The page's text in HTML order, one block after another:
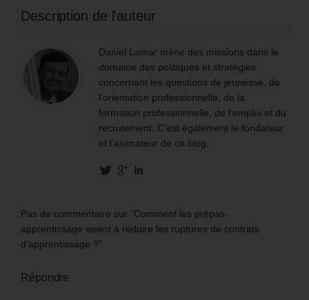
Description de l'auteur
Daniel Lamar mène des missions dans le
domaine des politiques et stratégies
concernant les questions de jeunesse, de
l’orientation professionnelle, de la
formation professionnelle, de l’emploi et du
recrutement. C'est également le fondateur
et l'animateur de ce blog.
Pas de commentaire sur “Comment les prépas-
apprentissage visent à réduire les ruptures de contrats
d’apprentissage ?”
Répondre